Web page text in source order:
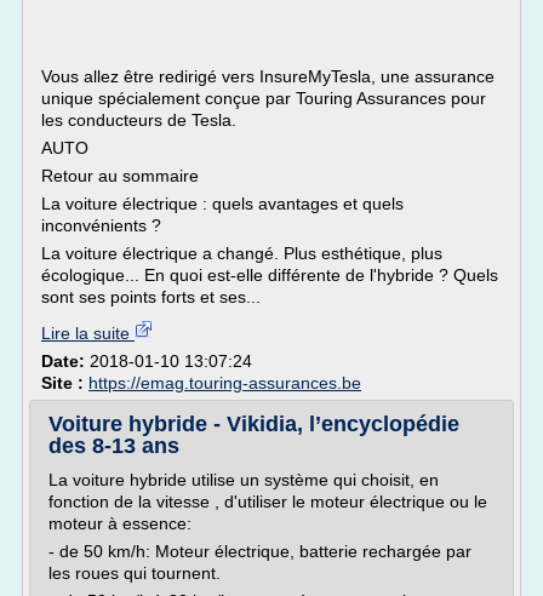
Vous allez être redirigé vers InsureMyTesla, une assurance
unique spécialement conçue par Touring Assurances pour
les conducteurs de Tesla.
AUTO
Retour au sommaire
La voiture électrique : quels avantages et quels
inconvénients ?
La voiture électrique a changé. Plus esthétique, plus
écologique... En quoi est-elle différente de l'hybride ? Quels
sont ses points forts et ses...
Lire la suite
Date: 2018-01-10 13:07:24
Site : https://emag.touring-assurances.be
Voiture hybride - Vikidia, l’encyclopédie
des 8-13 ans
La voiture hybride utilise un système qui choisit, en
fonction de la vitesse , d'utiliser le moteur électrique ou le
moteur à essence:
- de 50 km/h: Moteur électrique, batterie rechargée par
les roues qui tournent.